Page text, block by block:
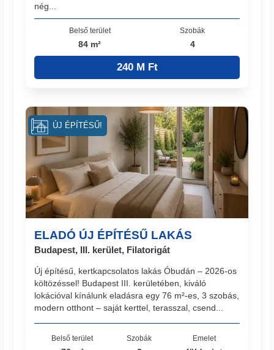
nég...
Belső terület
84 m²
Szobák
4
240 M Ft
ELADÓ ÚJ ÉPÍTÉSŰ LAKÁS
Budapest, III. kerület, Filatorigát
Új építésű, kertkapcsolatos lakás Óbudán – 2026-os
költözéssel! Budapest III. kerületében, kiváló
lokációval kínálunk eladásra egy 76 m²-es, 3 szobás,
modern otthont – saját kerttel, terasszal, csend...
Belső terület Szobák Emelet
ÚJ ÉPÍTÉSŰ!